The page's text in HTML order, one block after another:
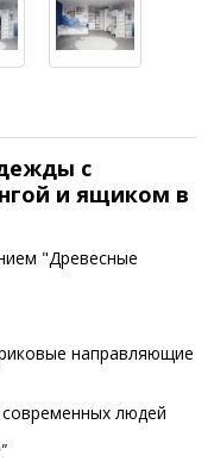
с
и ящиком в
"Древесные
направляющие
людей